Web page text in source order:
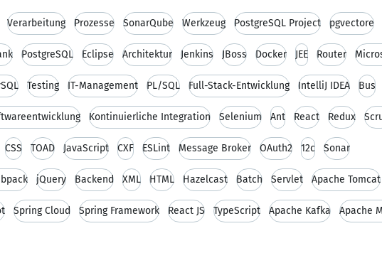
Verarbeitung Prozesse SonarQube Werkzeug PostgreSQL Project pgvectore
PostgreSQL Eclipse Architektur Jenkins JBoss Docker JEE Router
Testing IT-Management PL/SQL Full-Stack-Entwicklung IntelliJ IDEA Bus
Kontinuierliche Integration Selenium Ant React Redux
CSS TOAD JavaScript CXF ESLint Message Broker OAuth2 12c Sonar
jQuery Backend XML HTML Hazelcast Batch Servlet Apache Tomcat
Spring Cloud Spring Framework React JS TypeScript Apache Kafka Apache